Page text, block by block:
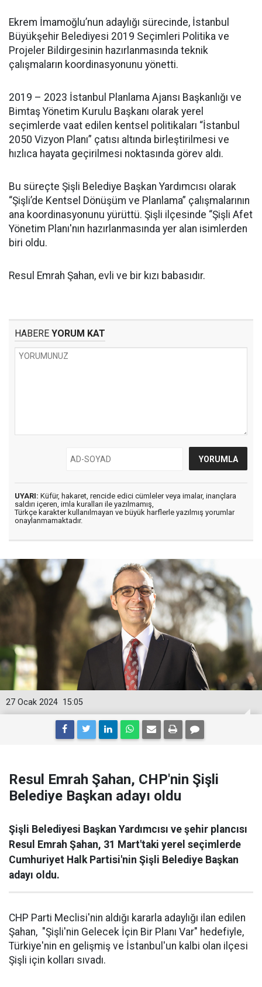
Ekrem İmamoğlu’nun adaylığı sürecinde, İstanbul
Büyükşehir Belediyesi 2019 Seçimleri Politika ve
Projeler Bildirgesinin hazırlanmasında teknik
çalışmaların koordinasyonunu yönetti.
2019 – 2023 İstanbul Planlama Ajansı Başkanlığı ve
Bimtaş Yönetim Kurulu Başkanı olarak yerel
seçimlerde vaat edilen kentsel politikaları “İstanbul
2050 Vizyon Planı” çatısı altında birleştirilmesi ve
hızlıca hayata geçirilmesi noktasında görev aldı.
Bu süreçte Şişli Belediye Başkan Yardımcısı olarak
“Şişli’de Kentsel Dönüşüm ve Planlama” çalışmalarının
ana koordinasyonunu yürüttü. Şişli ilçesinde “Şişli Afet
Yönetim Planı'nın hazırlanmasında yer alan isimlerden
biri oldu.
Resul Emrah Şahan, evli ve bir kızı babasıdır.
HABERE YORUM KAT
UYARI: Küfür, hakaret, rencide edici cümleler veya imalar, inançlara
saldırı içeren, imla kuralları ile yazılmamış,
Türkçe karakter kullanılmayan ve büyük harflerle yazılmış yorumlar
onaylanmamaktadır.
15:05
27 Ocak 2024
Resul Emrah Şahan, CHP'nin Şişli
Belediye Başkan adayı oldu
Şişli Belediyesi Başkan Yardımcısı ve şehir plancısı
Resul Emrah Şahan, 31 Mart'taki yerel seçimlerde
Cumhuriyet Halk Partisi'nin Şişli Belediye Başkan
adayı oldu.
CHP Parti Meclisi'nin aldığı kararla adaylığı ilan edilen
Şahan, "Şişli'nin Gelecek İçin Bir Planı Var" hedefiyle,
Türkiye'nin en gelişmiş ve İstanbul'un kalbi olan ilçesi
Şişli için kolları sıvadı.